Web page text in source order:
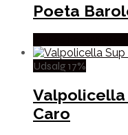
Poeta
Udsalg 17%
Valpolicella
Caro